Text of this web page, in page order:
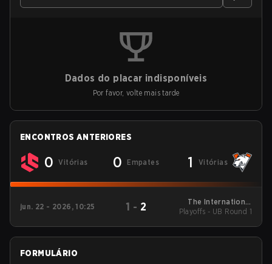
Dados do placar indisponíveis
Por favor, volte mais tarde
ENCONTROS ANTERIORES
0 Vitórias 0 Empates 1 Vitórias
jun. 22 - 2026, 10:25 1 - 2
The International
Europe Closed
Playoffs - UB Round 1
FORMULÁRIO